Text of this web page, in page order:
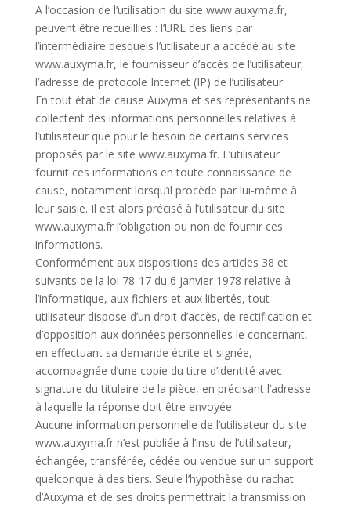
A l’occasion de l’utilisation du site www.auxyma.fr,
peuvent être recueillies : l’URL des liens par
l’intermédiaire desquels l’utilisateur a accédé au site
www.auxyma.fr, le fournisseur d’accès de l’utilisateur,
l’adresse de protocole Internet (IP) de l’utilisateur.
En tout état de cause Auxyma et ses représentants ne
collectent des informations personnelles relatives à
l’utilisateur que pour le besoin de certains services
proposés par le site www.auxyma.fr. L’utilisateur
fournit ces informations en toute connaissance de
cause, notamment lorsqu’il procède par lui-même à
leur saisie. Il est alors précisé à l’utilisateur du site
www.auxyma.fr l’obligation ou non de fournir ces
informations.
Conformément aux dispositions des articles 38 et
suivants de la loi 78-17 du 6 janvier 1978 relative à
l’informatique, aux fichiers et aux libertés, tout
utilisateur dispose d’un droit d’accès, de rectification et
d’opposition aux données personnelles le concernant,
en effectuant sa demande écrite et signée,
accompagnée d’une copie du titre d’identité avec
signature du titulaire de la pièce, en précisant l’adresse
à laquelle la réponse doit être envoyée.
Aucune information personnelle de l’utilisateur du site
www.auxyma.fr n’est publiée à l’insu de l’utilisateur,
échangée, transférée, cédée ou vendue sur un support
quelconque à des tiers. Seule l’hypothèse du rachat
d’Auxyma et de ses droits permettrait la transmission